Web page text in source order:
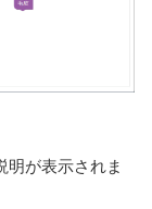
明が表示されま